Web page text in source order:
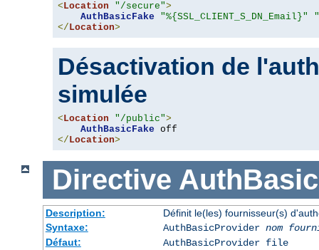
<Location "/secure">
AuthBasicFake
"%{SSL_CLIENT_S_DN_Email}"
</Location>
Désactivation de
simulée
<Location "/public">
AuthBasicFake
</Location>
Directive
Description:
Définit le(les) fournisseur(s)
Syntaxe:
AuthBasicProvider nom
Défaut:
AuthBasicProvider file